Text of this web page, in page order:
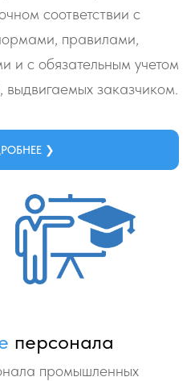
соответствии с
правилами,
и с обязательным учетом
выдвигаемых заказчиком.
❯
персонала
промышленных